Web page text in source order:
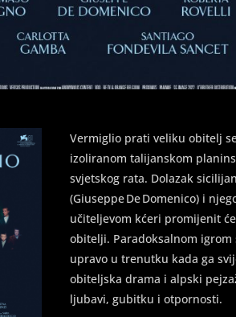
Vermiglio prati veliku obitelj
izoliranom talijanskom
svjetskog rata. Dolazak
(Giuseppe De Domenico) i
učiteljevom kćeri promijenit
obitelji. Paradoksalnom
upravo u trenutku kada ga
obiteljska drama i alpski
ljubavi, gubitku i otpornosti.